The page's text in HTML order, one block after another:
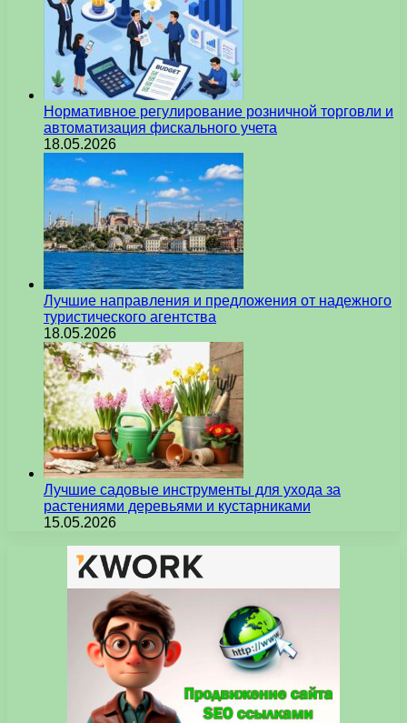
Нормативное регулирование розничной торговли и
автоматизация фискального учета
18.05.2026
Лучшие направления и предложения от надежного
туристического агентства
18.05.2026
Лучшие садовые инструменты для ухода за
растениями деревьями и кустарниками
15.05.2026